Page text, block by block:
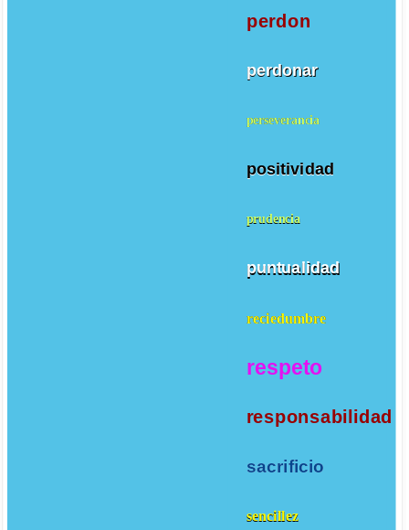
perdon
perdonar
perseverancia
positividad
prudencia
puntualidad
reciedumbre
respeto
responsabilidad
sacrificio
sencillez